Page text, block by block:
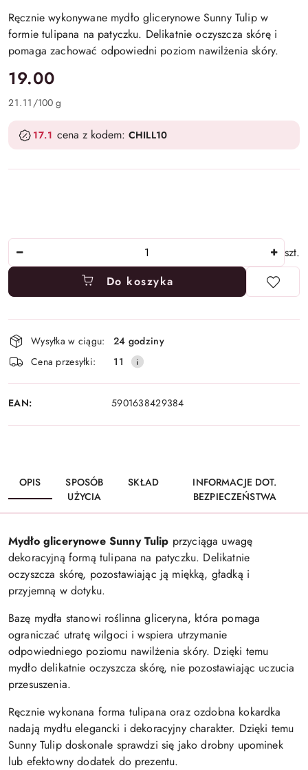
Ręcznie wykonywane mydło glicerynowe Sunny Tulip w
formie tulipana na patyczku. Delikatnie oczyszcza skórę i
pomaga zachować odpowiedni poziom nawilżenia skóry.
cena:
19.00
21.11 /100 g
17.1 cena z kodem: CHILL10
szt.
Do koszyka
Dostępność
i
dostawa
Wysyłka w ciągu:
24 godziny
Cena przesyłki:
11
EAN: 5901638429384
OPIS
SPOSÓB
UŻYCIA
SKŁAD
INFORMACJE DOT.
BEZPIECZEŃSTWA
Mydło glicerynowe Sunny Tulip przyciąga uwagę
dekoracyjną formą tulipana na patyczku. Delikatnie
oczyszcza skórę, pozostawiając ją miękką, gładką i
przyjemną w dotyku.
Bazę mydła stanowi roślinna gliceryna, która pomaga
ograniczać utratę wilgoci i wspiera utrzymanie
odpowiedniego poziomu nawilżenia skóry. Dzięki temu
mydło delikatnie oczyszcza skórę, nie pozostawiając uczucia
przesuszenia.
Ręcznie wykonana forma tulipana oraz ozdobna kokardka
nadają mydłu elegancki i dekoracyjny charakter. Dzięki temu
Sunny Tulip doskonale sprawdzi się jako drobny upominek
lub efektowny dodatek do prezentu.